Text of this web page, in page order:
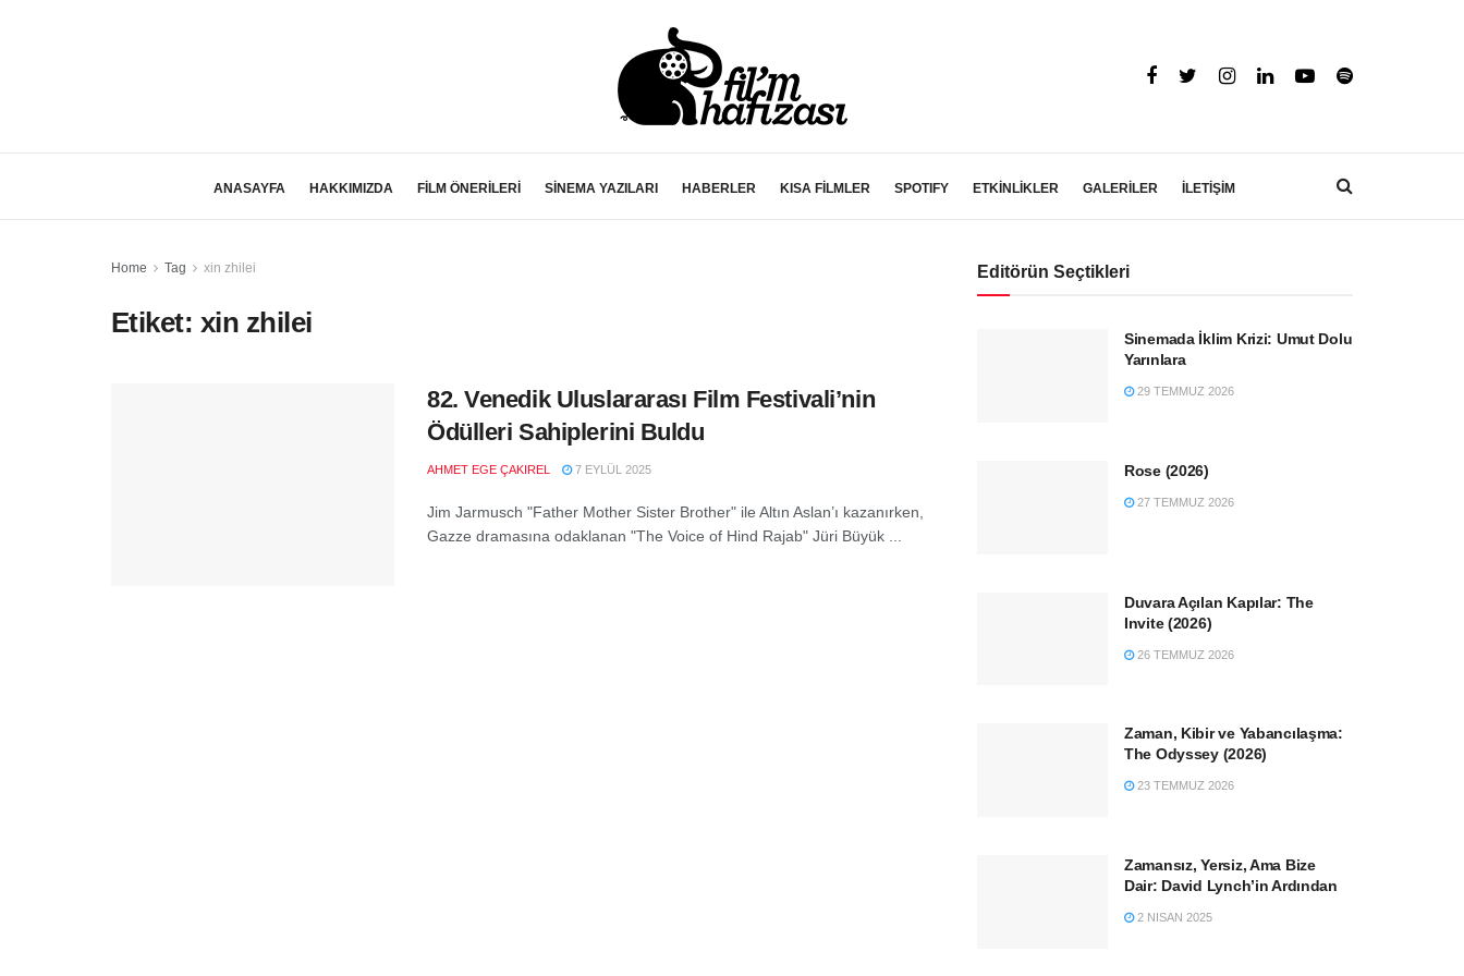
ANASAYFA HAKKIMIZDA FİLM ÖNERİLERİ SİNEMA YAZILARI HABERLER KISA FİLMLER SPOTIFY ETKİNLİKLER GALERİLER İLETİŞİM
Home Tag xin zhilei
Etiket: xin zhilei
82. Venedik Uluslararası Film Festivali’nin
Ödülleri Sahiplerini Buldu
AHMET EGE ÇAKIREL 7 EYLÜL 2025
Jim Jarmusch "Father Mother Sister Brother" ile Altın Aslan’ı kazanırken,
Gazze dramasına odaklanan "The Voice of Hind Rajab" Jüri Büyük ...
Editörün Seçtikleri
Sinemada İklim Krizi: Umut Dolu
Yarınlara
29 TEMMUZ 2026
Rose (2026)
27 TEMMUZ 2026
Duvara Açılan Kapılar: The
Invite (2026)
26 TEMMUZ 2026
Zaman, Kibir ve Yabancılaşma:
The Odyssey (2026)
23 TEMMUZ 2026
Zamansız, Yersiz, Ama Bize
Dair: David Lynch’in Ardından
2 NISAN 2025